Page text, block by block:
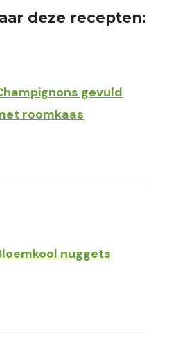
deze recepten:
gevuld
roomkaas
nuggets